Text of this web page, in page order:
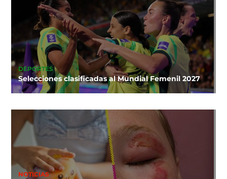
DEPORTES
Selecciones clasificadas al Mundial Femenil 2027
NOTICIAS